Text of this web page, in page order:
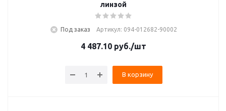
линзой
Под заказ Артикул: 094-012682-90002
4 487.10 руб./шт
В корзину